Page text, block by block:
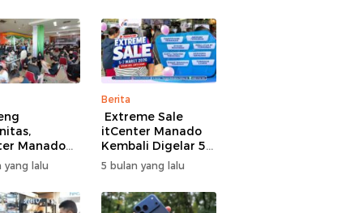
Manado
Gelar
Offline
60 Tim
yang lalu
Berita
Extreme Sale
itCenter Manado
Kembali Digelar 5–
7 Maret 2026,
iPhone 17 Pro Max
Diskon hingga
Rp1,75 Juta
5 bulan yang lalu